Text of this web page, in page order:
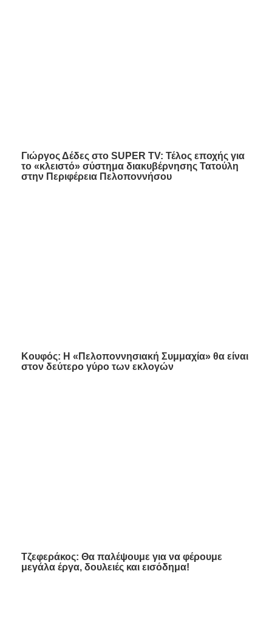
Γιώργος Δέδες στο SUPER TV: Τέλος εποχής για
το «κλειστό» σύστημα διακυβέρνησης Τατούλη
στην Περιφέρεια Πελοποννήσου
Κουφός: Η «Πελοποννησιακή Συμμαχία» θα είναι
στον δεύτερο γύρο των εκλογών
Τζεφεράκος: Θα παλέψουμε για να φέρουμε
μεγάλα έργα, δουλειές και εισόδημα!